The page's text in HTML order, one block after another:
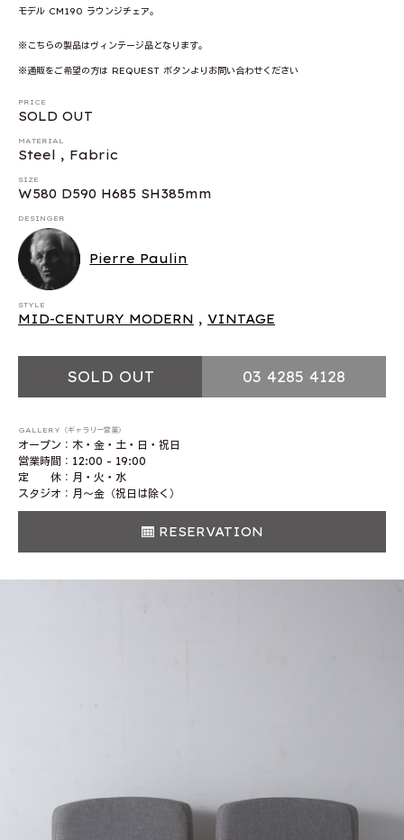
モデル CM190 ラウンジチェア。
※こちらの製品はヴィンテージ品となります。
※通販をご希望の方は REQUEST ボタンよりお問い合わせください
PRICE
SOLD OUT
MATERIAL
Steel , Fabric
SIZE
W580 D590 H685 SH385mm
DESINGER
Pierre Paulin
STYLE
MID-CENTURY MODERN , VINTAGE
SOLD OUT 03 4285 4128
GALLERY（ギャラリー営業）
オープン：木・金・土・日・祝日
営業時間：12:00 - 19:00
定 休：月・火・水
スタジオ：月〜金（祝日は除く）
RESERVATION